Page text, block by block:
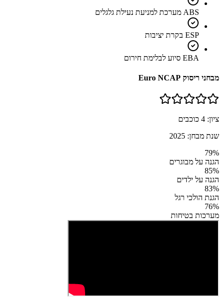
ABS מערכת למניעת נעילת גלגלים
ESP בקרת יציבות
EBA סיוע לבלימת חירום
מבחני ריסוק Euro NCAP
ציון: 4 כוכבים
שנת מבחן: 2025
79%
הגנה על מבוגרים
85%
הגנה על ילדים
83%
הגנת הולכי רגל
76%
מערכות בטיחות